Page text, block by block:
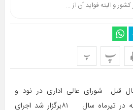
و البته فواید آن از ...
پ پ
از ۱۳ سال قبل شورای عالی اداری در نود و
سومین جلسه خود که در تیرماه سال ۸۱برگزار شد اجرای